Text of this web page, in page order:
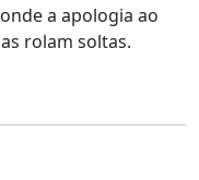
a apologia ao
rolam soltas.